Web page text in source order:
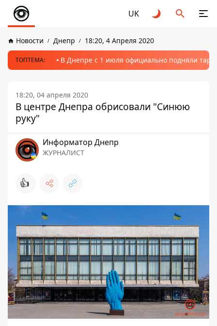
UK
Новости Днепр 18:20, 4 Апреля 2020
ТОПТЕМА: В Днепре с 1 июля официально подняли
18:20, 04 апреля 2020
В центре Днепра обрисовали "Синюю
руку"
Информатор Днепр
ЖУРНАЛИСТ
👍